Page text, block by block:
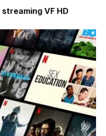
streaming VF HD